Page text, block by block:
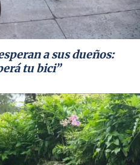
a sus dueños:
tu bici”